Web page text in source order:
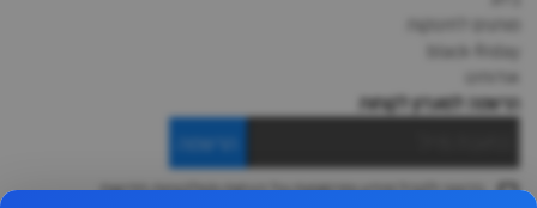
מותגים לתינוקות
black-friday
אודותינו
הרשמה למועדון לקוחות
הרשמה
ברצוני לקבל מידע ופרסומות על הנחות וקולקציות חדשות